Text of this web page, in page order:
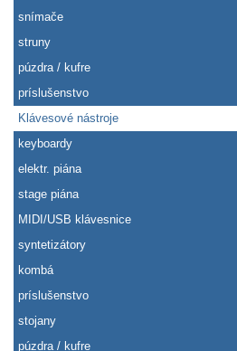
snímače
struny
púzdra / kufre
príslušenstvo
Klávesové nástroje
keyboardy
elektr. piána
stage piána
MIDI/USB klávesnice
syntetizátory
kombá
príslušenstvo
stojany
púzdra / kufre